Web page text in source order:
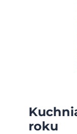
roku